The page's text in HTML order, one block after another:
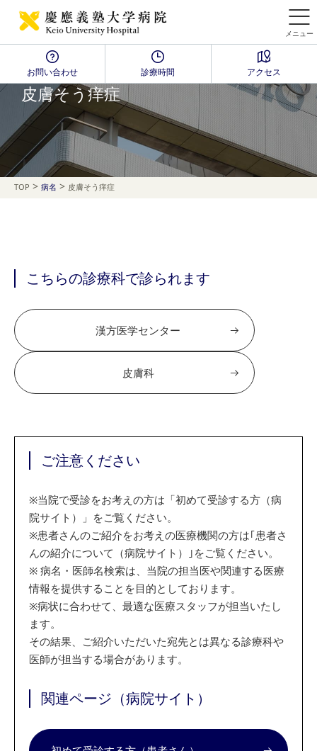
メニュー
お問い合わせ 診療時間 アクセス
Disease Name Search
皮膚そう痒症
TOP > 病名 > 皮膚そう痒症
こちらの診療科で診られます
漢方医学センター
皮膚科
ご注意ください
※当院で受診をお考えの方は「初めて受診する方（病
院サイト）」をご覧ください。
※患者さんのご紹介をお考えの医療機関の方は｢患者さ
んの紹介について（病院サイト）｣をご覧ください。
※ 病名・医師名検索は、当院の担当医や関連する医療
情報を提供することを目的としております。
※病状に合わせて、最適な医療スタッフが担当いたし
ます。
その結果、ご紹介いただいた宛先とは異なる診療科や
医師が担当する場合があります。
関連ページ（病院サイト）